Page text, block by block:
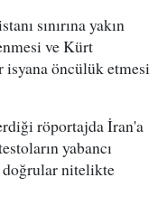
sınırına yakın
ve Kürt
isyana öncülük etmesi
röportajda İran'a
yabancı
doğrular nitelikte